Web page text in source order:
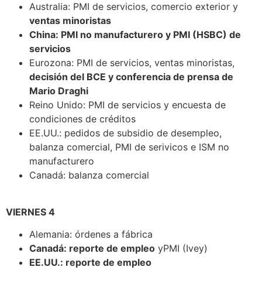
Australia: PMI de servicios, comercio exterior y
ventas minoristas
China: PMI no manufacturero y PMI (HSBC) de
servicios
Eurozona: PMI de servicios, ventas minoristas,
decisión del BCE y conferencia de prensa de
Mario Draghi
Reino Unido: PMI de servicios y encuesta de
condiciones de créditos
EE.UU.: pedidos de subsidio de desempleo,
balanza comercial, PMI de serivicos e ISM no
manufacturero
Canadá: balanza comercial
VIERNES 4
Alemania: órdenes a fábrica
Canadá: reporte de empleo yPMI (Ivey)
EE.UU.: reporte de empleo